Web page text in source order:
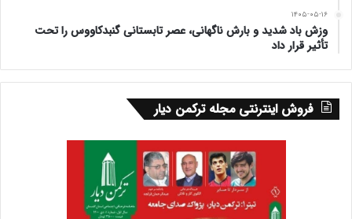
۱۴۰۵-۰۵-۱۶
وزش باد شدید و بارش ناگهانی، عصر تابستانی گنبدکاووس را تحت
تأثیر قرار داد
فروش اینترنتی مجله ترکمن دیار